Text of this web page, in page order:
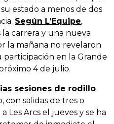
estado a menos de dos
Según L’Equipe,
la carrera y una nueva
la mañana no revelaron
en la Grande
4 de julio.
sesiones de rodillo
con salidas de tres o
Les Arcs el jueves y se ha